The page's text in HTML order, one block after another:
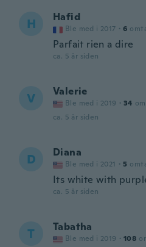
H Hafid
Ble med i 2017 · 6
Parfait rien a dire
ca. 5 år siden
V Valerie
Ble med i 2019 · 34
ca. 5 år siden
D Diana
Ble med i 2021 · 5
Its white with
ca. 5 år siden
T Tabatha
Ble med i 2019 · 108